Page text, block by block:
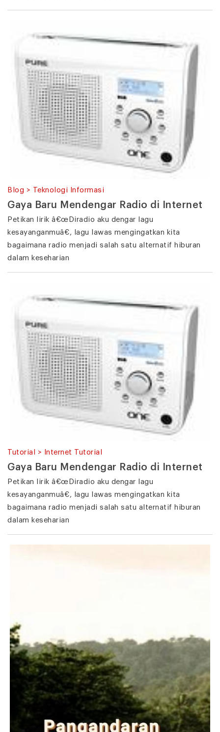
Blog > Teknologi Informasi
Gaya Baru Mendengar Radio di Internet
Petikan lirik â€œDiradio aku dengar lagu
kesayanganmuâ€, lagu lawas mengingatkan kita
bagaimana radio menjadi salah satu alternatif hiburan
dalam keseharian
Tutorial > Internet Tutorial
Gaya Baru Mendengar Radio di Internet
Petikan lirik â€œDiradio aku dengar lagu
kesayanganmuâ€, lagu lawas mengingatkan kita
bagaimana radio menjadi salah satu alternatif hiburan
dalam keseharian